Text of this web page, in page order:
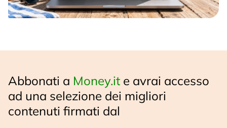
Abbonati a Money.it e avrai accesso
ad una selezione dei migliori
contenuti firmati dal